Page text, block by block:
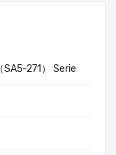
271） Serie